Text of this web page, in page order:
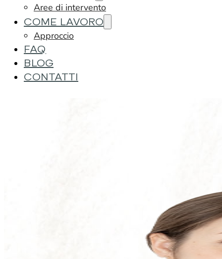
Aree di intervento
COME LAVORO
Approccio
FAQ
BLOG
CONTATTI